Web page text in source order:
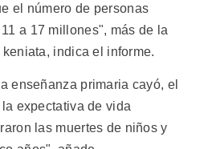
el número de personas
a 17 millones", más de la
indica el informe.
enseñanza primaria cayó, el
expectativa de vida
las muertes de niños y